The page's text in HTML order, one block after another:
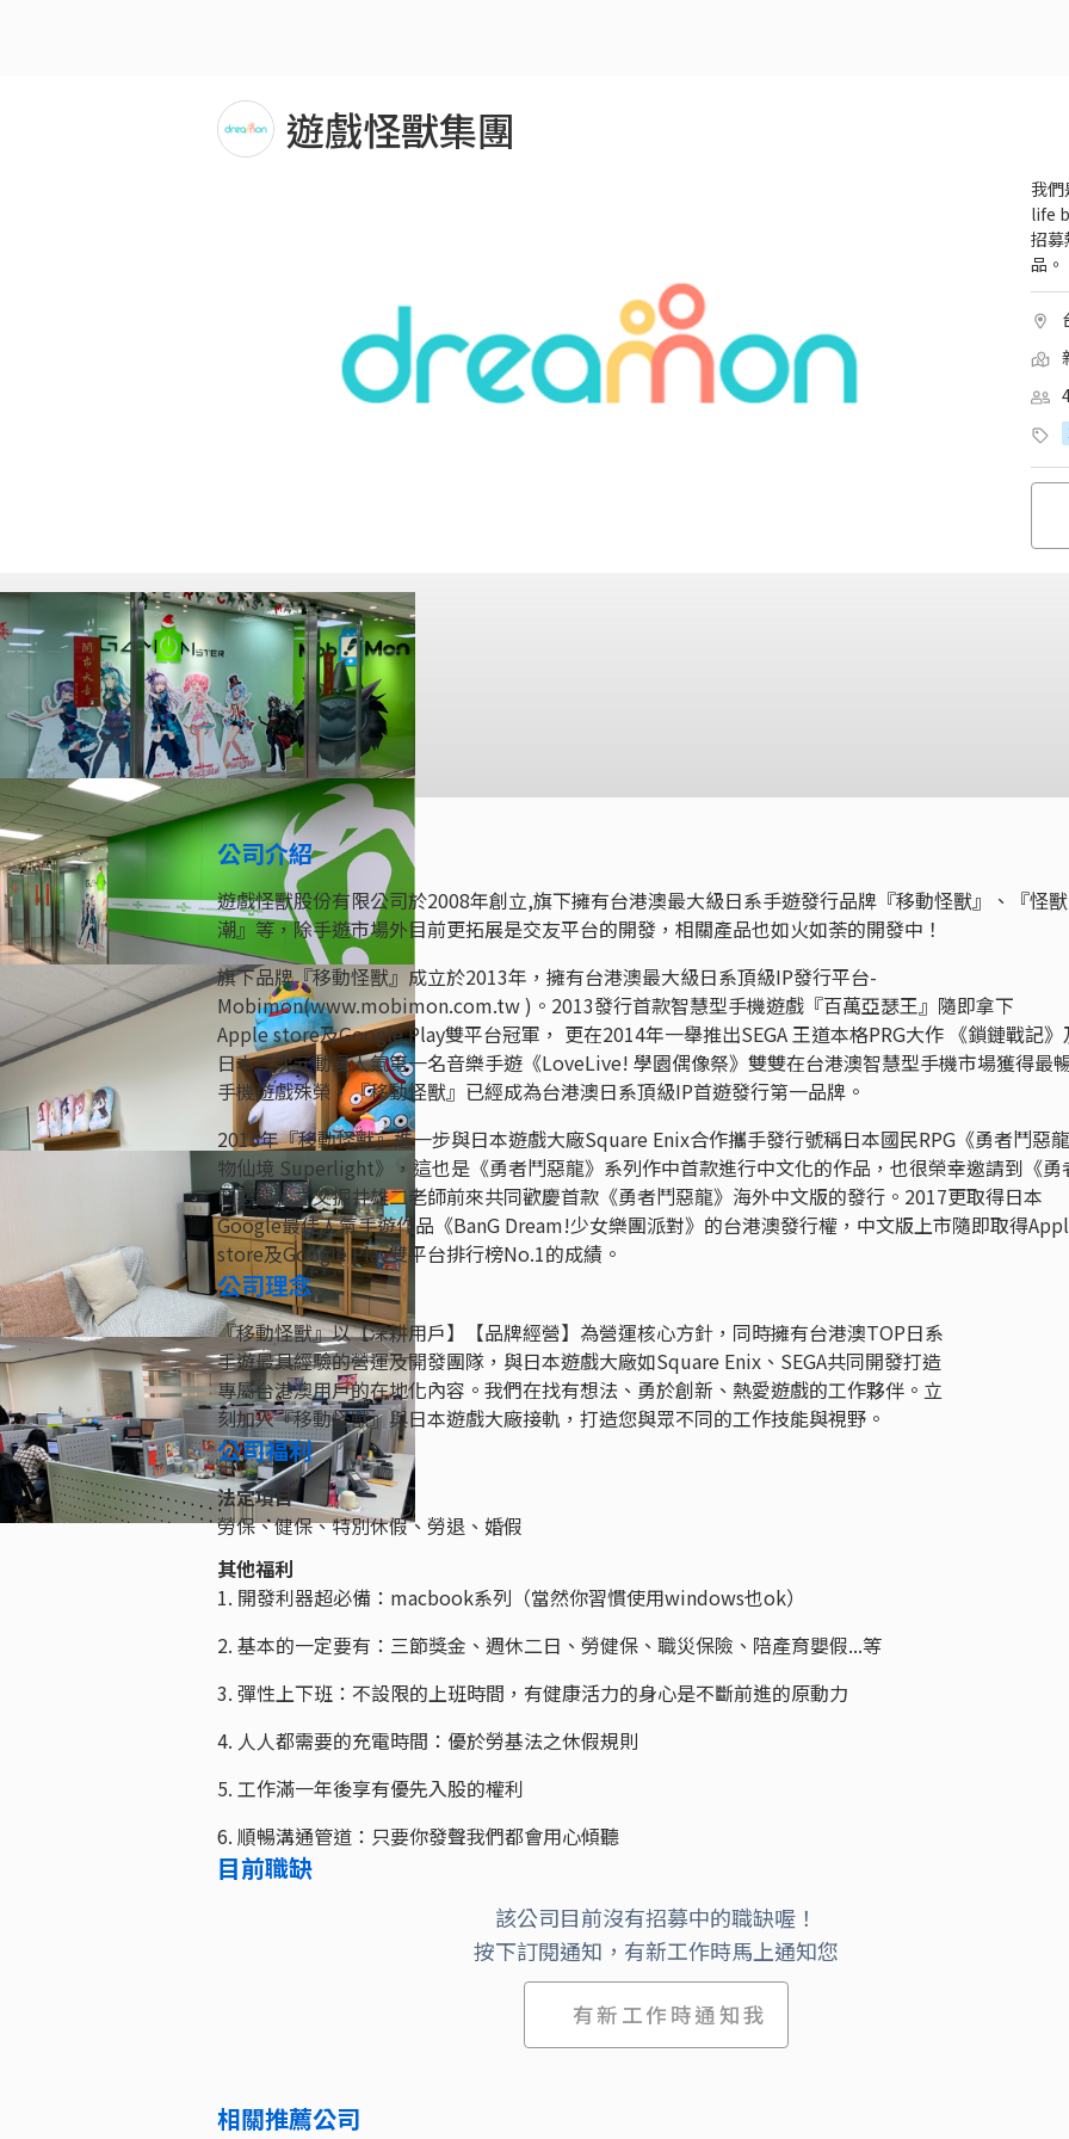
遊戲怪獸集團
我
life
招募
品。
公司介紹
遊戲怪獸股份有限公司於2008年創立,旗下擁有台港澳最大級日系手遊發行品牌『移動怪獸』、『怪
潮』等，除手遊市場外目前更拓展是交友平台的開發，相關產品也如火如荼的開發中！
旗下品牌『移動怪獸』成立於2013年，擁有台港澳最大級日系頂級IP發行平台-
Mobimon(www.mobimon.com.tw )。2013發行首款智慧型手機遊戲『百萬亞瑟王』隨即拿下
Apple store及Google Play雙平台冠軍， 更在2014年一舉推出SEGA 王道本格PRG大作 《鎖鏈戰記》
日本二次元動漫人氣第一名音樂手遊《LoveLive! 學園偶像祭》雙雙在台港澳智慧型手機市場獲得最
手機遊戲殊榮，『移動怪獸』已經成為台港澳日系頂級IP首遊發行第一品牌。
2015年『移動怪獸』進一步與日本遊戲大廠Square Enix合作攜手發行號稱日本國民RPG《勇者鬥惡
物仙境 Superlight》，這也是《勇者鬥惡龍》系列作中首款進行中文化的作品，也很榮幸邀請到《勇
鬥惡龍》之父掘井雄二老師前來共同歡慶首款《勇者鬥惡龍》海外中文版的發行。2017更取得日本
Google最佳人氣手遊作品《BanG Dream!少女樂團派對》的台港澳發行權，中文版上市隨即取得
store及Google Play雙平台排行榜No.1的成績。
公司理念
『移動怪獸』以【深耕用戶】【品牌經營】為營運核心方針，同時擁有台港澳TOP日系
手遊最具經驗的營運及開發團隊，與日本遊戲大廠如Square Enix、SEGA共同開發打造
專屬台港澳用戶的在地化內容。我們在找有想法、勇於創新、熱愛遊戲的工作夥伴。立
刻加入『移動怪獸』與日本遊戲大廠接軌，打造您與眾不同的工作技能與視野。
公司福利
法定項目
勞保、健保、特別休假、勞退、婚假
其他福利
1. 開發利器超必備：macbook系列（當然你習慣使用windows也ok）
2. 基本的一定要有：三節獎金、週休二日、勞健保、職災保險、陪產育嬰假...等
3. 彈性上下班：不設限的上班時間，有健康活力的身心是不斷前進的原動力
4. 人人都需要的充電時間：優於勞基法之休假規則
5. 工作滿一年後享有優先入股的權利
6. 順暢溝通管道：只要你發聲我們都會用心傾聽
目前職缺
該公司目前沒有招募中的職缺喔！
按下訂閱通知，有新工作時馬上通知您
有新工作時通知我
相關推薦公司